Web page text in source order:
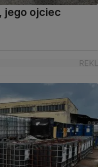
jego ojciec